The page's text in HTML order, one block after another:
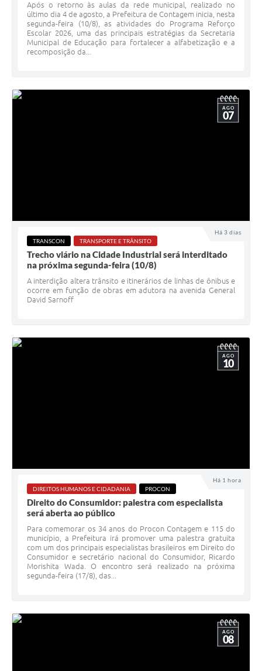
Após o retorno às aulas da rede municipal, realizado no
último dia 4 de agosto, a Prefeitura de Contagem inicia, nesta
segunda-feira (10/8), as atividades do Programa Reforço
Escolar 2026, uma das principais estratégias da Secretaria
Municipal de Educação para fortalecer a alfabetização e a
recomposição da...
Há 3 dias
AGO
07
TRANSCON TRANSPORTE E TRÂNSITO
Trecho viário na Cidade Industrial será interditado
na próxima segunda-feira (10/8)
A interdição altera trânsito e itinerários de linhas de ônibus e
ocorre em função de obras em adutora na avenida General
David Sarnoff
Há 1 hora
AGO
10
DIREITOS HUMANOS E CIDADANIA PROCON
Direito do Consumidor: palestra com especialista
será aberta ao público
Para comemorar os 34 anos do Procon Contagem e 115 do
município, a Prefeitura irá promover uma palestra gratuita
com um dos principais especialistas brasileiros em Direito do
Consumidor e secretário nacional do Consumidor, Ricardo
Morishita Wada. O encontro será realizado na próxima
segunda-feira (17/8), das...
AGO
08